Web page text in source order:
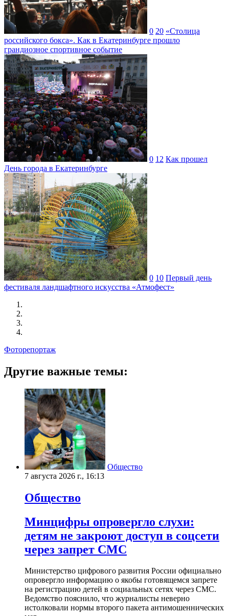
0 20 «Столица
российского бокса». Как в Екатеринбурге прошло
грандиозное спортивное событие
0 12 Как прошел
День города в Екатеринбурге
0 10 Первый день
фестиваля ландшафтного искусства «Атмофест»
Фоторепортаж
Другие важные темы:
Общество
7 августа 2026 г., 16:13
Общество
Минцифры опровергло слухи:
детям не закроют доступ в соцсети
через запрет СМС
Министерство цифрового развития России официально
опровергло информацию о якобы готовящемся запрете
на регистрацию детей в социальных сетях через СМС.
Ведомство пояснило, что журналисты неверно
истолковали нормы второго пакета антимошеннических